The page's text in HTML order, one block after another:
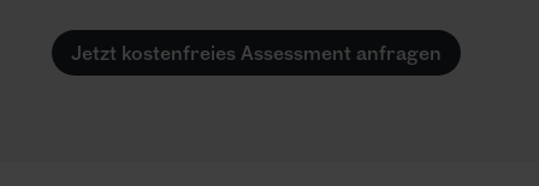
Jetzt kostenfreies Assessment anfragen